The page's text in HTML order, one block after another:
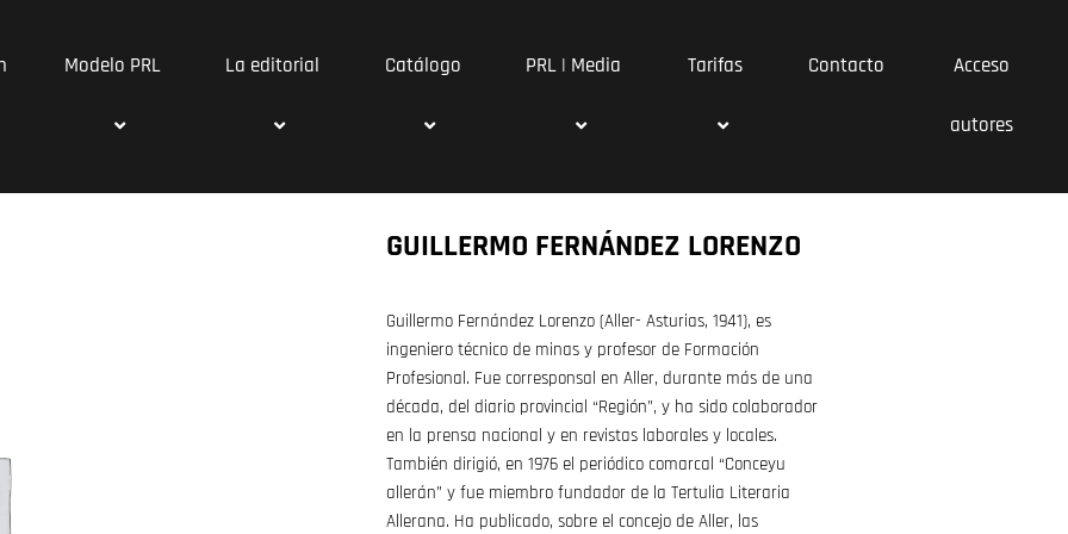
Modelo PRL La editorial Catálogo PRL | Media Tarifas Contacto Acceso
autores
GUILLERMO FERNÁNDEZ LORENZO
Guillermo Fernández Lorenzo (Aller- Asturias, 1941), es
ingeniero técnico de minas y profesor de Formación
Profesional. Fue corresponsal en Aller, durante más de una
década, del diario provincial “Región”, y ha sido colaborador
en la prensa nacional y en revistas laborales y locales.
También dirigió, en 1976 el periódico comarcal “Conceyu
allerán” y fue miembro fundador de la Tertulia Literaria
Allerana. Ha publicado, sobre el concejo de Aller, las